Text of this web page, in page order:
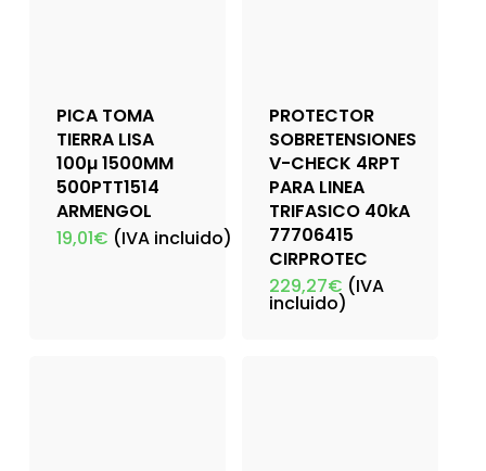
PICA TOMA
TIERRA LISA
100µ 1500MM
500PTT1514
ARMENGOL
19,01€ (IVA incluido)
PROTECTOR
SOBRETENSIONES
V-CHECK 4RPT
PARA LINEA
TRIFASICO 40kA
77706415
CIRPROTEC
229,27€ (IVA
incluido)